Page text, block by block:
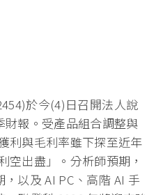
於今(4)日召開法人說
財報。受產品組合調整與
利與毛利率雖下探至近年
空出盡」。分析師預期，
以及 AI PC、高階 AI 手